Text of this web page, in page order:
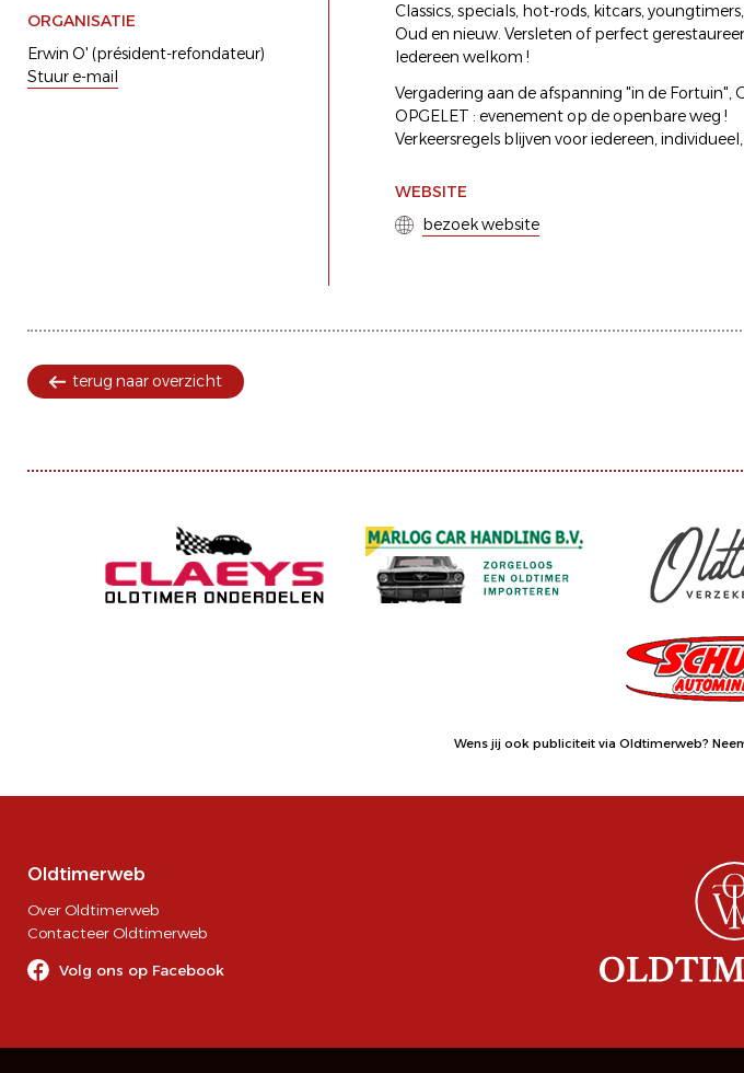
ORGANISATIE
Erwin O' (président-refondateur)
Stuur e-mail
Classics, specials, hot-rods, kitcars, youngtimers,
Oud en nieuw. Versleten of perfect
Iedereen welkom !
Vergadering aan de afspanning "in de
OPGELET : evenement op de openbare weg !
Verkeersregels blijven voor iedereen,
WEBSITE
bezoek website
terug naar overzicht
Wens jij ook publiciteit via Oldtimerweb?
Oldtimerweb
Over Oldtimerweb
Contacteer Oldtimerweb
Volg ons op Facebook